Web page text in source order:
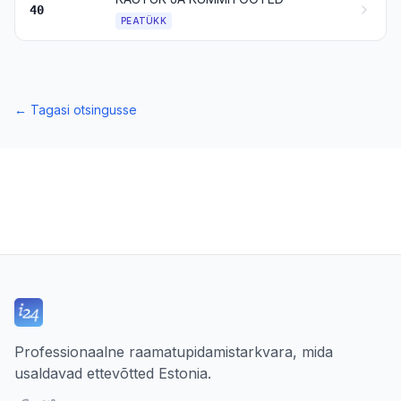
40
PEATÜKK
← Tagasi otsingusse
Professionaalne raamatupidamistarkvara, mida
usaldavad ettevõtted Estonia.